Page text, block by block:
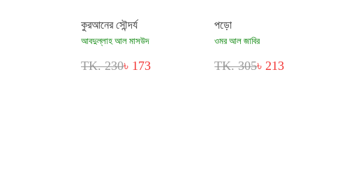
কুরআনের সৌন্দর্য
আবদুল্লাহ আল মাসউদ
TK. 230৳ 173
পড়ো
ওমর আল জাবির
TK. 305৳ 213